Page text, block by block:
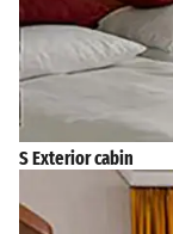
S Exterior cabin